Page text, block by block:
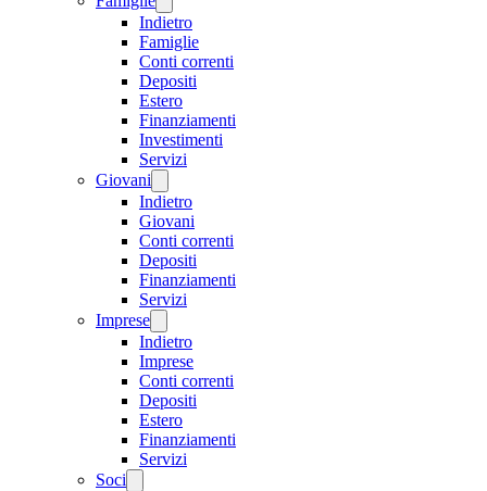
Indietro
Famiglie
Conti correnti
Depositi
Estero
Finanziamenti
Investimenti
Servizi
Giovani
Indietro
Giovani
Conti correnti
Depositi
Finanziamenti
Servizi
Imprese
Indietro
Imprese
Conti correnti
Depositi
Estero
Finanziamenti
Servizi
Soci